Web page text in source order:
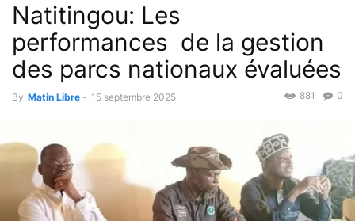
Natitingou: Les
performances de la gestion
des parcs nationaux évaluées
By Matin Libre - 15 septembre 2025 0
881